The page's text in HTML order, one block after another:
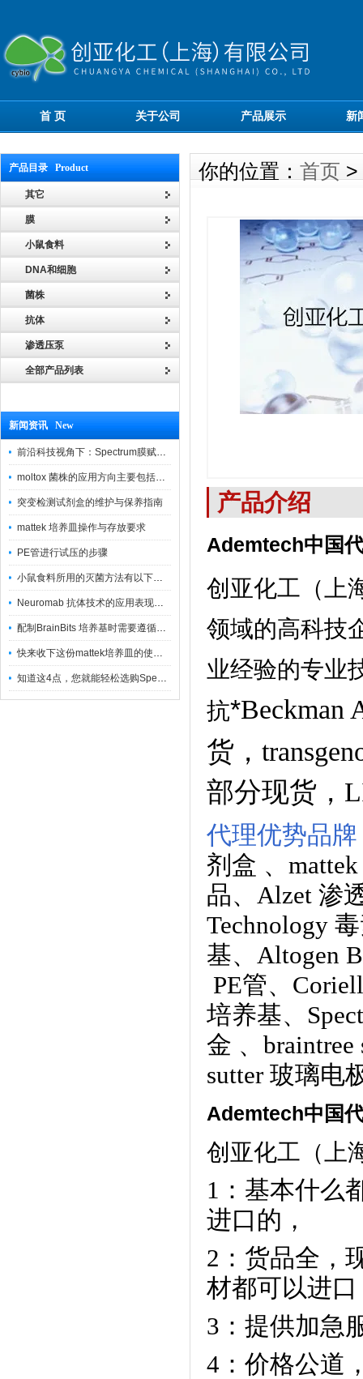
首 页 关于公司 产品展示 新
产品目录 Product
其它
膜
小鼠食料
DNA和细胞
菌株
抗体
渗透压泵
全部产品列表
新闻资讯 New
前沿科技视角下：Spectrum膜赋能精密制造
moltox 菌株的应用方向主要包括以下几个方面
突变检测试剂盒的维护与保养指南
mattek 培养皿操作与存放要求
PE管进行试压的步骤
小鼠食料所用的灭菌方法有以下三种
Neuromab 抗体技术的应用表现在这几方面
配制BrainBits 培养基时需要遵循的原则
快来收下这份mattek培养皿的使用指南
知道这4点，您就能轻松选购Spectrum 膜
你的位置： 首页 >
产品介绍
Ademtech中国
创亚化工（上
领域的高科技
业经验的专业
抗*Beckman
货，
部分现货，
代理优势品牌
剂盒 、
品、 Alzet 渗
Technology
基、 Altogen
PE管、
培养基、
金 、
sutter 玻璃电
Ademtech中国
创亚化工（上
1：基本什么
进口的，
2：货品全，
材都可以进
3：提供加急
4：价格公道